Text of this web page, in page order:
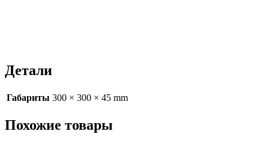
Детали
Габариты 300 × 300 × 45 mm
Похожие товары